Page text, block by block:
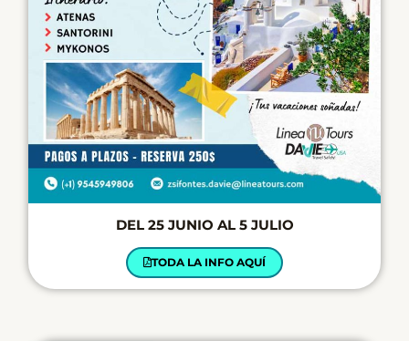
DEL 25 JUNIO AL 5 JULIO
TODA LA INFO AQUÍ